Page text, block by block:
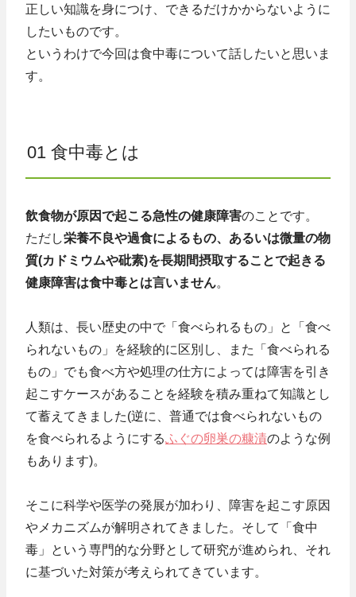
正しい知識を身につけ、できるだけかからないように
したいものです。
というわけで今回は食中毒について話したいと思いま
す。
01 食中毒とは
飲食物が原因で起こる急性の健康障害のことです。
ただし栄養不良や過食によるもの、あるいは微量の物
質(カドミウムや砒素)を長期間摂取することで起きる
健康障害は食中毒とは言いません。
人類は、長い歴史の中で「食べられるもの」と「食べ
られないもの」を経験的に区別し、また「食べられる
もの」でも食べ方や処理の仕方によっては障害を引き
起こすケースがあることを経験を積み重ねて知識とし
て蓄えてきました(逆に、普通では食べられないもの
を食べられるようにするふぐの卵巣の糠漬のような例
もあります)。
そこに科学や医学の発展が加わり、障害を起こす原因
やメカニズムが解明されてきました。そして「食中
毒」という専門的な分野として研究が進められ、それ
に基づいた対策が考えられてきています。